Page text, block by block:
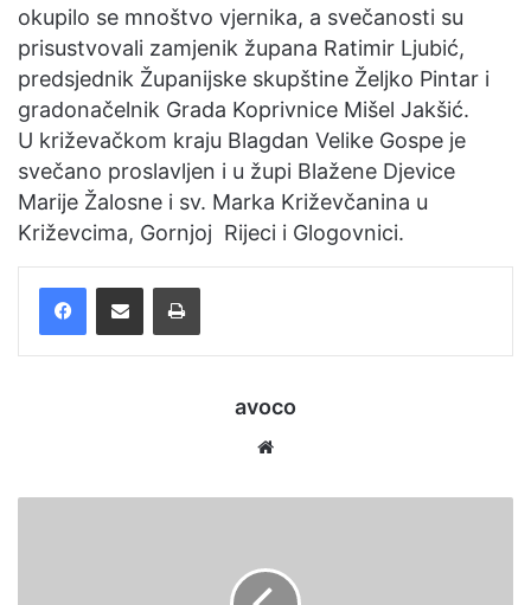
okupilo se mnoštvo vjernika, a svečanosti su
prisustvovali zamjenik župana Ratimir Ljubić,
predsjednik Županijske skupštine Željko Pintar i
gradonačelnik Grada Koprivnice Mišel Jakšić.
U križevačkom kraju Blagdan Velike Gospe je
svečano proslavljen i u župi Blažene Djevice
Marije Žalosne i sv. Marka Križevčanina u
Križevcima, Gornjoj Rijeci i Glogovnici.
FacebookPodijelite putem e-pošte Ispis
avoco